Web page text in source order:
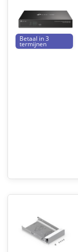
Betaal in 3
termijnen